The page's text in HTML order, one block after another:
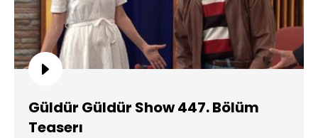
Güldür Güldür Show 447. Bölüm
Teaserı